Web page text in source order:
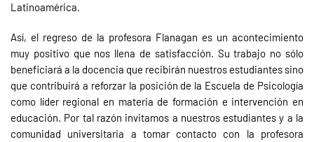
Latinoamérica.
Así, el regreso de la profesora Flanagan es un acontecimiento
muy positivo que nos llena de satisfacción. Su trabajo no sólo
beneficiará a la docencia que recibirán nuestros estudiantes sino
que contribuirá a reforzar la posición de la Escuela de Psicología
como líder regional en materia de formación e intervención en
educación. Por tal razón invitamos a nuestros estudiantes y a la
comunidad universitaria a tomar contacto con la profesora